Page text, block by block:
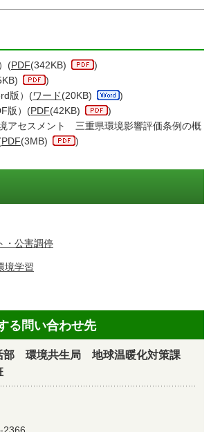
(PDF(342KB)
)
)
版）(ワード(20KB)
)
版）(PDF(42KB)
)
アセスメント 三重県環境影響評価条例の概
PDF(3MB) )
・公害調停
境学習
る問い合わせ先
部 環境共生局 地球温暖化対策課